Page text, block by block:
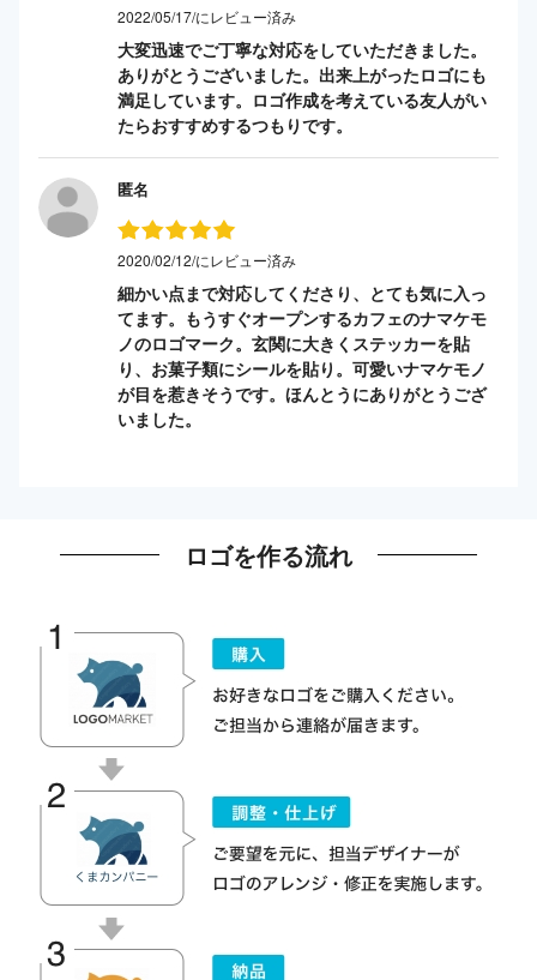
2022/05/17/にレビュー済み
大変迅速でご丁寧な対応をしていただきました。
ありがとうございました。出来上がったロゴにも
満足しています。ロゴ作成を考えている友人がい
たらおすすめするつもりです。
匿名
2020/02/12/にレビュー済み
細かい点まで対応してくださり、とても気に入っ
てます。もうすぐオープンするカフェのナマケモ
ノのロゴマーク。玄関に大きくステッカーを貼
り、お菓子類にシールを貼り。可愛いナマケモノ
が目を惹きそうです。ほんとうにありがとうござ
いました。
ロゴを作る流れ